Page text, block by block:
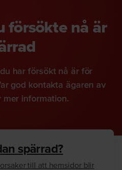
försökte nå är
har försökt nå är för
god kontakta ägaren av
mer information.
spärrad?
till att hemsidor blir